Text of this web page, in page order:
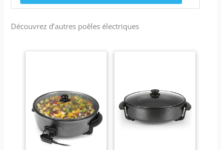
Découvrez d’autres poêles électriques